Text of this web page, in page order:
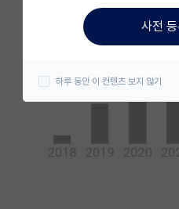
미국 대학원 합격 후기 게시
대학원생 모집 게시판
연구실(PI) 홍보 게시판
석박사 채용 정보 게시판
사전
하루 동안 이 컨텐츠 보지 않기